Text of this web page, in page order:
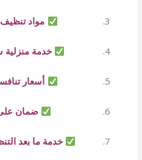
مواد تنظيف
خدمة منزلية
أسعار
ضمان
خدمة ما بعد